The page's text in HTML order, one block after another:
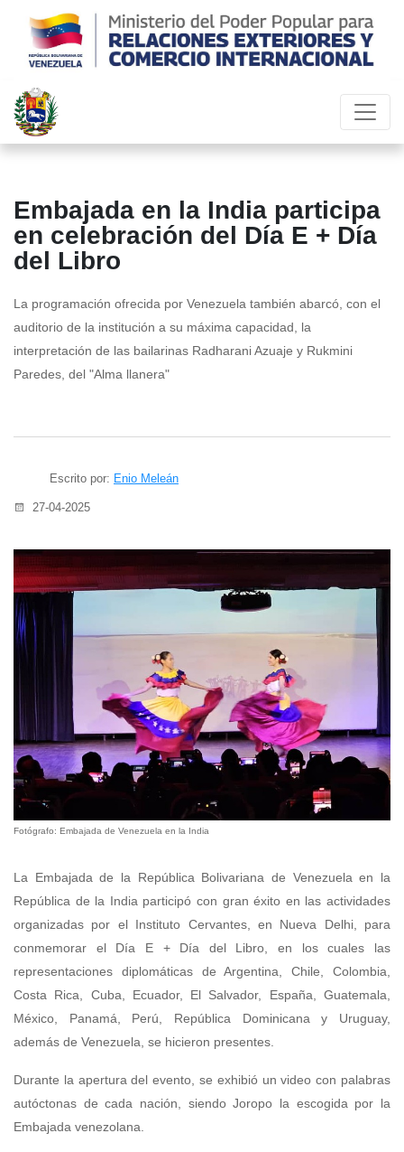
Embajada en la India participa
en celebración del Día E + Día
del Libro
La programación ofrecida por Venezuela también abarcó, con el
auditorio de la institución a su máxima capacidad, la
interpretación de las bailarinas Radharani Azuaje y Rukmini
Paredes, del "Alma llanera"
Escrito por: Enio Meleán
27-04-2025
Fotógrafo: Embajada de Venezuela en la India
La Embajada de la República Bolivariana de Venezuela en la
República de la India participó con gran éxito en las actividades
organizadas por el Instituto Cervantes, en Nueva Delhi, para
conmemorar el Día E + Día del Libro, en los cuales las
representaciones diplomáticas de Argentina, Chile, Colombia,
Costa Rica, Cuba, Ecuador, El Salvador, España, Guatemala,
México, Panamá, Perú, República Dominicana y Uruguay,
además de Venezuela, se hicieron presentes.
Durante la apertura del evento, se exhibió un video con palabras
autóctonas de cada nación, siendo Joropo la escogida por la
Embajada venezolana.